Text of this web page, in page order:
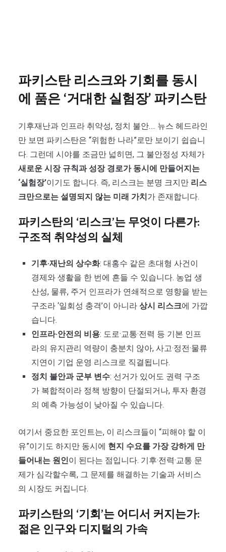
파키스탄 리스크와 기회를 동시
에 품은 ‘거대한 실험장’ 파키스탄
기후재난과 인프라 취약성, 정치 불안…. 뉴스 헤드라인
만 보면 파키스탄은 “위험한 나라”로만 보이기 쉽습니
다. 그런데 시야를 조금만 넓히면, 그 불안정성 자체가
새로운 시장 규칙과 성장 경로가 동시에 만들어지는
‘실험장’이기도 합니다. 즉, 리스크는 분명 크지만 리스
크만으로는 설명되지 않는 미래 가치가 존재합니다.
파키스탄의 ‘리스크’는 무엇이 다른가:
구조적 취약성의 실체
기후·재난의 상수화: 대홍수 같은 초대형 사건이
경제와 생활을 한 번에 흔들 수 있습니다. 농업 생
산성, 물류, 주거 인프라가 연쇄적으로 영향을 받는
구조라 ‘일회성 충격’이 아니라 상시 리스크에 가깝
습니다.
인프라·안전의 비용: 도로·교통·전력 등 기본 인프
라의 유지관리 역량이 충분치 않아, 사고·정전·물류
지연이 기업 운영 리스크로 직결됩니다.
정치 불안과 군부 변수: 선거가 있어도 권력 구조
가 복합적이라 정책 방향이 단절되거나, 투자 환경
의 예측 가능성이 낮아질 수 있습니다.
여기서 중요한 포인트는, 이 리스크들이 “피해야 할 이
유”이기도 하지만 동시에 현지 수요를 가장 강하게 만
들어내는 원인이 된다는 점입니다. 기후·전력·교통 문
제가 심각할수록, 그 문제를 해결하는 기술과 서비스
의 시장도 커집니다.
파키스탄의 ‘기회’는 어디서 커지는가:
젊은 인구와 디지털의 가속